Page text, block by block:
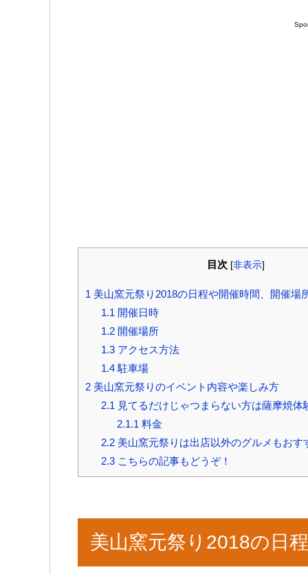
目次 [非表示]
1 美山窯元祭り2018の日程や開催時間、開催場
1.1 開催日時
1.2開催場所
1.3アクセス方法
1.4駐車場
2 美山窯元祭りのイベント内容や楽しみ方
2.1 見てるだけじゃつまらない方は薩摩焼体
2.1.1 料金
2.2美山窯元祭りは出店以外のグルメもおす
2.3こちらの記事もどうぞ！
美山窯元祭り2018の日